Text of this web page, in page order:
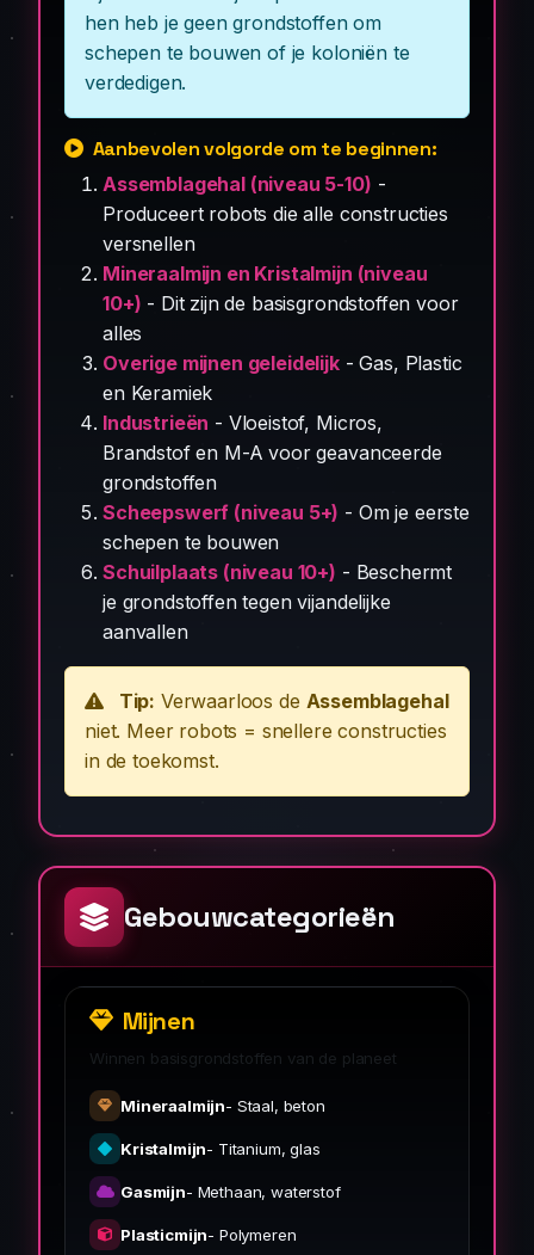
hen heb je geen grondstoffen om
schepen te bouwen of je koloniën te
verdedigen.
Aanbevolen volgorde om te beginnen:
Assemblagehal (niveau 5-10) -
Produceert robots die alle constructies
versnellen
Mineraalmijn en Kristalmijn (niveau
10+) - Dit zijn de basisgrondstoffen voor
alles
Overige mijnen geleidelijk- Gas, Plastic
en Keramiek
Industrieën - Vloeistof, Micros,
Brandstof en M-A voor geavanceerde
grondstoffen
Scheepswerf (niveau 5+) - Om je eerste
schepen te bouwen
Schuilplaats (niveau 10+) - Beschermt
je grondstoffen tegen vijandelijke
aanvallen
Tip: Verwaarloos de Assemblagehal
niet. Meer robots = snellere constructies
in de toekomst.
Gebouwcategorieën
Mijnen
Winnen basisgrondstoffen van de planeet
Mineraalmijn- Staal, beton
Kristalmijn- Titanium, glas
Gasmijn- Methaan, waterstof
Plasticmijn- Polymeren